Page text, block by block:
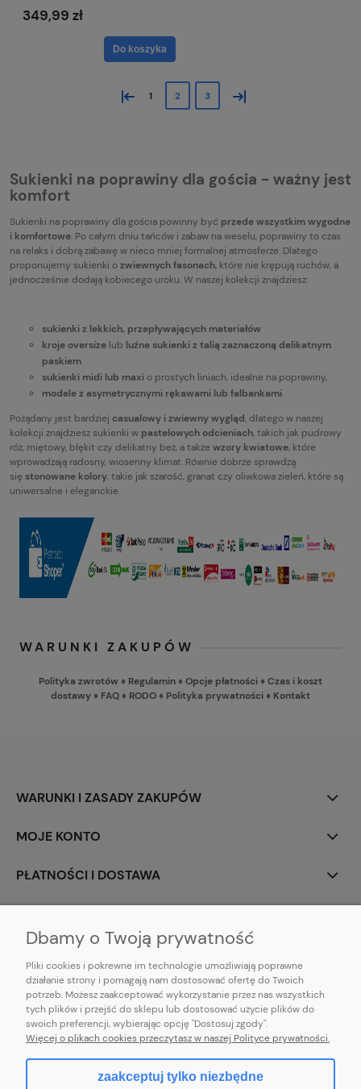
349,99 zł
Do koszyka
« 1 2 3 »
Sukienki na poprawiny dla gościa - ważny jest
komfort
Sukienki na poprawiny dla gościa powinny być przede wszystkim wygodne
i komfortowe. Po całym dniu tańców i zabaw na weselu, poprawiny to czas
na relaks i dobrą zabawę w nieco mniej formalnej atmosferze. Dlatego
proponujemy sukienki ozwiewnych fasonach, które nie krępują ruchów, a
jednocześnie dodają kobiecego uroku. W naszej kolekcji znajdziesz:
sukienki z lekkich, przepływających materiałów
kroje oversize lub luźne sukienki z talią zaznaczoną delikatnym
paskiem
sukienki midi lub maxio prostych liniach, idealne na poprawiny,
modele z asymetrycznymi rękawami lub falbankami
Pożądany jest bardziej casualowy i zwiewny wygląd, dlatego w naszej
kolekcji znajdziesz sukienki w pastelowych odcieniach, takich jak pudrowy
róż, miętowy, błękit czy delikatny beż, a także wzory kwiatowe, które
wprowadzają radosny, wiosenny klimat. Równie dobrze sprawdzą
się stonowane kolory, takie jak szarość, granat czy oliwkowa zieleń, które są
uniwersalne i eleganckie.
WARUNKI ZAKUPÓW
Polityka zwrotów ♦ Regulamin♦Opcje płatności♦Czas i koszt
dostawy♦ FAQ♦ RODO♦ Polityka prywatności♦ Kontakt
WARUNKI I ZASADY ZAKUPÓW
MOJE KONTO
PŁATNOŚCI I DOSTAWA
E-mail:pl101sukienek@gmail.com
101sukienek.pl
ul. Piotrkowska 317/11, Łódź 93-035, woj. łódzkie
Dbamy o Twoją prywatność
Pliki cookies i pokrewne im technologie umożliwiają poprawne
działanie strony i pomagają nam dostosować ofertę do Twoich
potrzeb. Możesz zaakceptować wykorzystanie przez nas wszystkich
tych plików i przejść do sklepu lub dostosować użycie plików do
swoich preferencji, wybierając opcję "Dostosuj zgody".
Więcej o plikach cookies przeczytasz w naszej Polityce prywatności.
zaakceptuj tylko niezbędne